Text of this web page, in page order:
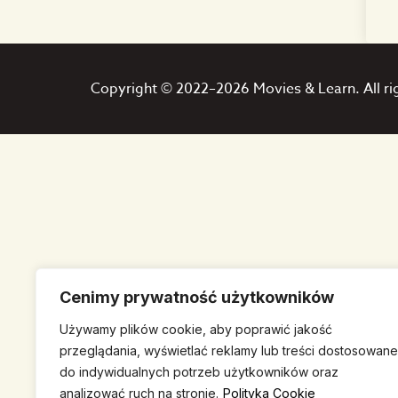
Cenimy prywatność użytkowników
Używamy plików cookie, aby poprawić jakość
przeglądania, wyświetlać reklamy lub treści dostosowane
do indywidualnych potrzeb użytkowników oraz
analizować ruch na stronie. Polityka Cookie
Copyright © 2022–2026 Movies & Learn. All